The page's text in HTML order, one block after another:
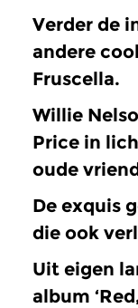
Verder de
andere
Fruscella.
Willie
Price in
oude
De exquis
die ook
Uit eigen
album